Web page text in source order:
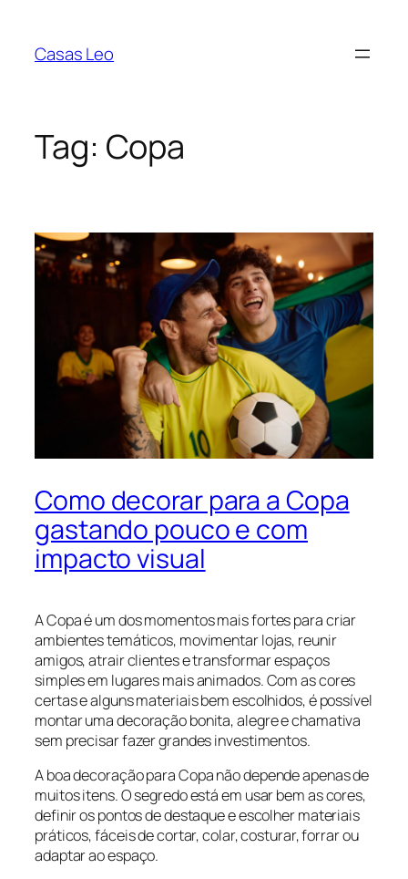
Casas Leo
Tag: Copa
Como decorar para a Copa
gastando pouco e com
impacto visual
A Copa é um dos momentos mais fortes para criar
ambientes temáticos, movimentar lojas, reunir
amigos, atrair clientes e transformar espaços
simples em lugares mais animados. Com as cores
certas e alguns materiais bem escolhidos, é possível
montar uma decoração bonita, alegre e chamativa
sem precisar fazer grandes investimentos.
A boa decoração para Copa não depende apenas de
muitos itens. O segredo está em usar bem as cores,
definir os pontos de destaque e escolher materiais
práticos, fáceis de cortar, colar, costurar, forrar ou
adaptar ao espaço.